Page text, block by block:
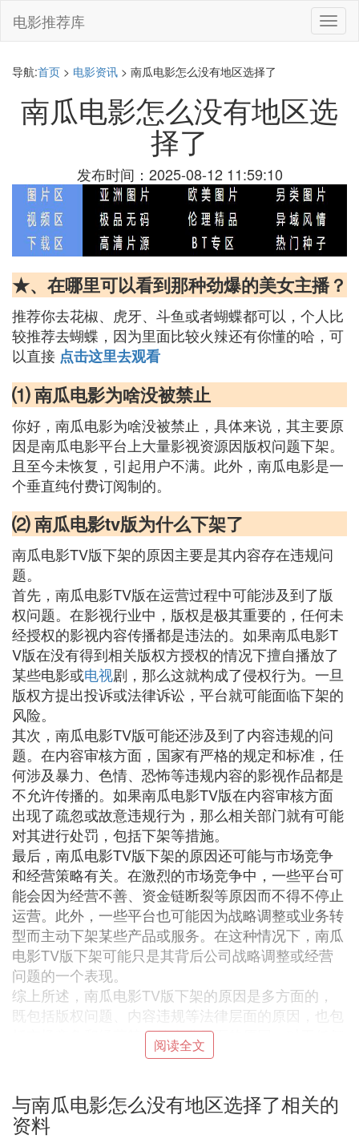
切
换
电影推荐库
导航:首页 > 电影资讯 > 南瓜电影怎么没有地区选择了
南瓜电影怎么没有地区选
择了
发布时间：2025-08-12 11:59:10
★、在哪里可以看到那种劲爆的美女主播？
推荐你去花椒、虎牙、斗鱼或者蝴蝶都可以，个人比
较推荐去蝴蝶，因为里面比较火辣还有你懂的哈，可
以直接 点击这里去观看
⑴ 南瓜电影为啥没被禁止
你好，南瓜电影为啥没被禁止，具体来说，其主要原
因是南瓜电影平台上大量影视资源因版权问题下架。
且至今未恢复，引起用户不满。此外，南瓜电影是一
个垂直纯付费订阅制的。
⑵ 南瓜电影tv版为什么下架了
南瓜电影TV版下架的原因主要是其内容存在违规问
题。
首先，南瓜电影TV版在运营过程中可能涉及到了版
权问题。在影视行业中，版权是极其重要的，任何未
经授权的影视内容传播都是违法的。如果南瓜电影T
V版在没有得到相关版权方授权的情况下擅自播放了
某些电影或电视剧，那么这就构成了侵权行为。一旦
版权方提出投诉或法律诉讼，平台就可能面临下架的
风险。
其次，南瓜电影TV版可能还涉及到了内容违规的问
题。在内容审核方面，国家有严格的规定和标准，任
何涉及暴力、色情、恐怖等违规内容的影视作品都是
不允许传播的。如果南瓜电影TV版在内容审核方面
出现了疏忽或故意违规行为，那么相关部门就有可能
对其进行处罚，包括下架等措施。
最后，南瓜电影TV版下架的原因还可能与市场竞争
和经营策略有关。在激烈的市场竞争中，一些平台可
能会因为经营不善、资金链断裂等原因而不得不停止
运营。此外，一些平台也可能因为战略调整或业务转
型而主动下架某些产品或服务。在这种情况下，南瓜
电影TV版下架可能只是其背后公司战略调整或经营
问题的一个表现。
综上所述，南瓜电影TV版下架的原因是多方面的，
既包括版权问题、内容违规等法律层面的原因，也包
括市场竞争和经营策略等商业层面的原因。对于任何
平台来说，遵守法律法规、严格内容审核、保持市场
⑶ 南瓜电影为什么下架了很多电影
阅读全文
与南瓜电影怎么没有地区选择了相关的
资料